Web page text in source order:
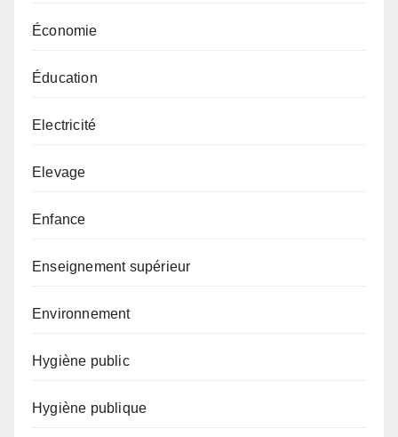
Économie
Éducation
Electricité
Elevage
Enfance
Enseignement supérieur
Environnement
Hygiène public
Hygiène publique